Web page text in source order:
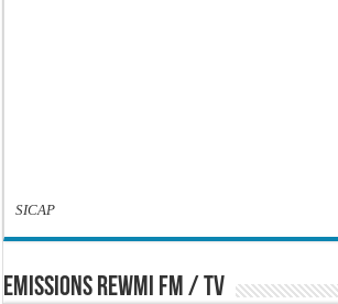
SICAP
EMISSIONS REWMI FM / TV